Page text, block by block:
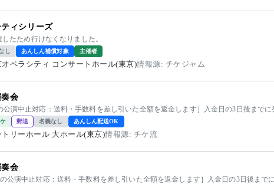
ィシリーズ
たため行けなくなりました。
し あんしん補償対象 主催者
オペラシティ コンサートホール(東京)情報源: チケジャム
会
演中止対応：送料・手数料を差し引いた全額を返金します］入金日の3日後までに
郵送 名義なし あんしん配送OK
トリーホール 大ホール(東京)情報源: チケ流
会
公演中止対応：送料・手数料を差し引いた全額を返金します］入金日の3日後まで